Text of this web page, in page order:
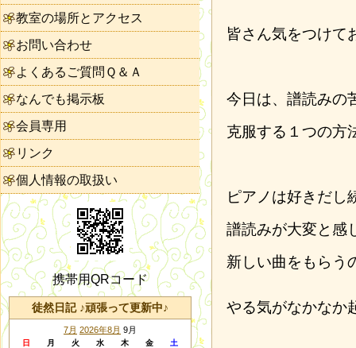
皆さん気をつけて
今日は、譜読みの
克服する１つの方
ピアノは好きだし
譜読みが大変と感
新しい曲をもらう
やる気がなかなか
教室の場所とアクセス
お問い合わせ
よくあるご質問Ｑ＆Ａ
なんでも掲示板
会員専用
リンク
個人情報の取扱い
携帯用QRコード
徒然日記 ♪頑張って更新中♪
7月 2026年8月 9月
日 月 火 水 木 金 土